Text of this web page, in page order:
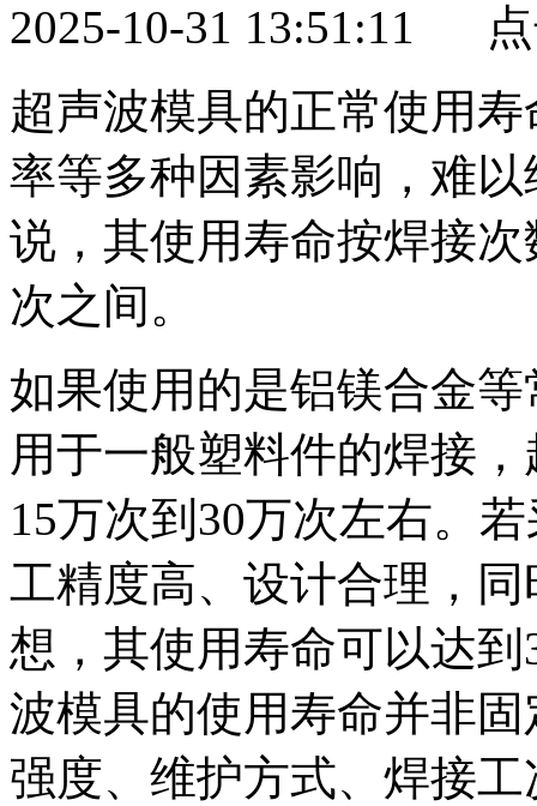
2025-10-31 13:51:11
超声波模具的正常使用
率等多种因素影响，难
说，其使用寿命按焊接
次之间。
如果使用的是铝镁合金
用于一般塑料件的焊接
15万次到30万次左右。
工精度高、设计合理，
想，其使用寿命可以达
波模具的使用寿命并非
强度、维护方式、焊接